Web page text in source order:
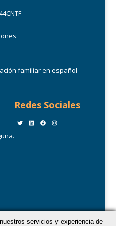
familiar en español
Redes Sociales
TwitterLinkedInFacebookInstagram
servicios y experiencia de